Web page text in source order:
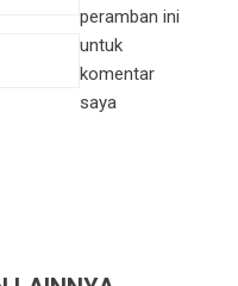
peramban ini
untuk
komentar
saya